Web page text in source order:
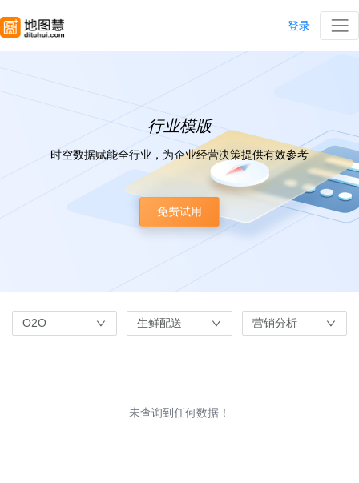
登录
行业模版
时空数据赋能全行业，为企业经营决策提供有效参考
免费试用
O2O 生鲜配送 营销分析
未查询到任何数据！